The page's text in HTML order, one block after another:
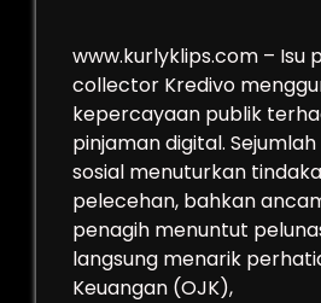
www.kurlyklips.com – Isu
collector Kredivo
kepercayaan publik
pinjaman digital.
sosial menuturkan
pelecehan, bahkan
penagih menuntut
langsung menarik
Keuangan (OJK),